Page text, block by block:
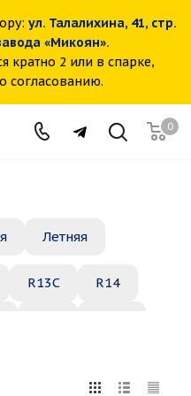
ул. Талалихина, 41, стр.
«Микоян».
кратно 2 или в спарке,
согласованию.
0
Летняя
R13C R14